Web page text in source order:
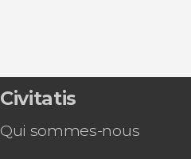
Civitatis
Qui sommes-nous